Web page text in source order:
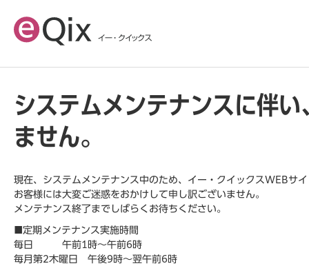
システムメンテナンスに伴
ません。
現在、システムメンテナンス中のため、イー・クイックスWEBサ
お客様には大変ご迷惑をおかけして申し訳ございません。
メンテナンス終了までしばらくお待ちください。
■定期メンテナンス実施時間
毎日 午前1時～午前6時
毎月第2木曜日 午後9時～翌午前6時